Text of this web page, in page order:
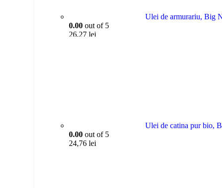
Ulei de armurariu, Big
0.00 out of 5
26,27 lei
Ulei de catina pur bio,
0.00 out of 5
24,76 lei